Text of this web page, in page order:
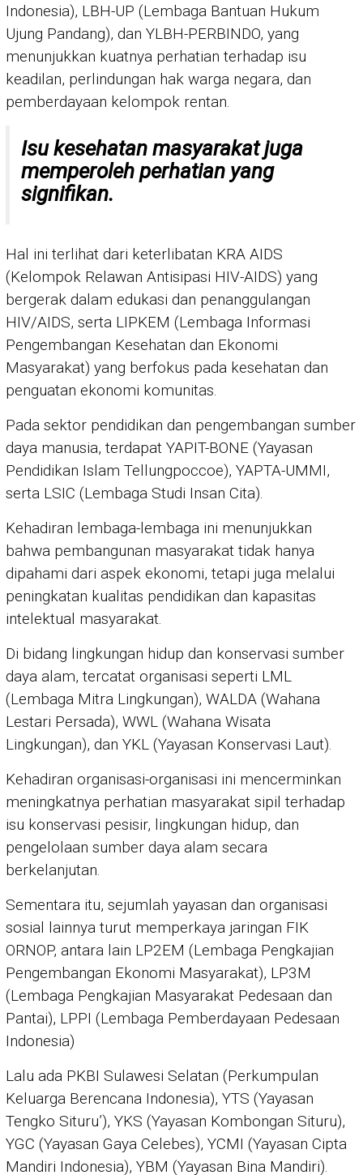
Indonesia), LBH-UP (Lembaga Bantuan Hukum
Ujung Pandang), dan YLBH-PERBINDO, yang
menunjukkan kuatnya perhatian terhadap isu
keadilan, perlindungan hak warga negara, dan
pemberdayaan kelompok rentan.
Isu kesehatan masyarakat juga
memperoleh perhatian yang
signifikan.
Hal ini terlihat dari keterlibatan KRA AIDS
(Kelompok Relawan Antisipasi HIV-AIDS) yang
bergerak dalam edukasi dan penanggulangan
HIV/AIDS, serta LIPKEM (Lembaga Informasi
Pengembangan Kesehatan dan Ekonomi
Masyarakat) yang berfokus pada kesehatan dan
penguatan ekonomi komunitas.
Pada sektor pendidikan dan pengembangan sumber
daya manusia, terdapat YAPIT-BONE (Yayasan
Pendidikan Islam Tellungpoccoe), YAPTA-UMMI,
serta LSIC (Lembaga Studi Insan Cita).
Kehadiran lembaga-lembaga ini menunjukkan
bahwa pembangunan masyarakat tidak hanya
dipahami dari aspek ekonomi, tetapi juga melalui
peningkatan kualitas pendidikan dan kapasitas
intelektual masyarakat.
Di bidang lingkungan hidup dan konservasi sumber
daya alam, tercatat organisasi seperti LML
(Lembaga Mitra Lingkungan), WALDA (Wahana
Lestari Persada), WWL (Wahana Wisata
Lingkungan), dan YKL (Yayasan Konservasi Laut).
Kehadiran organisasi-organisasi ini mencerminkan
meningkatnya perhatian masyarakat sipil terhadap
isu konservasi pesisir, lingkungan hidup, dan
pengelolaan sumber daya alam secara
berkelanjutan.
Sementara itu, sejumlah yayasan dan organisasi
sosial lainnya turut memperkaya jaringan FIK
ORNOP, antara lain LP2EM (Lembaga Pengkajian
Pengembangan Ekonomi Masyarakat), LP3M
(Lembaga Pengkajian Masyarakat Pedesaan dan
Pantai), LPPI (Lembaga Pemberdayaan Pedesaan
Indonesia)
Lalu ada PKBI Sulawesi Selatan (Perkumpulan
Keluarga Berencana Indonesia), YTS (Yayasan
Tengko Situru’), YKS (Yayasan Kombongan Situru),
YGC (Yayasan Gaya Celebes), YCMI (Yayasan Cipta
Mandiri Indonesia), YBM (Yayasan Bina Mandiri).